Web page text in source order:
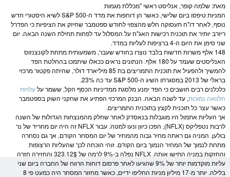
מאת: שלמה קופר, אנליסט ראשי "מכללתמגמות
המניותטיפסו ביום שלישי, כאשר הן דוחפות את מדד ה-S&P 500לשיא היסטורי חדש
נוסף, לאחר דו"ח תעסוקה חלש מהצפוי לחודש ספטמבר שחיזק את הציפיות כי הפדרל
ריזרב יותיר את תוכנית רכישות האג"ח על המסלול עד לפחות תחילת השנה הבאה. יום
שני סימן את היום ה-4 ברציפות לעליות במדד.
148 אלף משרות חדשות בלבד נוצרו בחודש שעבר, משמעותית מתחת לקונצנזוס
האנליסטים שעמד על 180 אלף. הנתונים נראים ככאלו שיתמכו בהחלטת הפד
להמשיך ולהפעיל את תוכנית התמריצים בת 85 מיליארד
דולר, שהיתה פקטור מרכזי
בראלי של 2013 במסגרתו השיג ה-
S&P 500עד כה 23%.
כלכלנים רבים חושבים כי הפד ימנע מלסגת ממדיניות הכסף הקל, ששמר עלעלויות
הלוואה נמוכות, עד לשנה הבאה. הבנק המרכזי הפתיע את שחקני השוק בספטמבר
כאשר עצר כל תוכנית לקצץ בתוכנית התמריצים.
אך העליות אתמול היו מוגבלות בנאסדק לאחר שחלק מהמנצחות הגדולות של השנה
לרבות נטפליקס (NFLX), הפכו כיוון ונעו למטה. עבור NFLX זה היה יום מחריד של נר
בולען. המניהגם ראתה מחיר גבוה מהמחיר של יום המסחרהקודם, אך גם נסחרה
מתחת לנמוך של המחיר הנמוך ביום הקודם. זוהי הוכחה לכך שהעליות הרצופות
והחזקות במניה
התישו אותה. NFLX נפלה ב-9% לרמה של 323.12$ והחזירה חזרה
עליות מוקדמות יותר של 9% שהגיעו לאחר פרסום דוחות הרווח של החברה ביום שני
בלילה. יותר מ-17 מיליון
מניותהחליפו ידיים, כאשר מחזור המסחר
היה כמעט פי 8